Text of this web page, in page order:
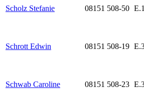
Scholz Stefanie 08151 508-50
Schrott Edwin 08151 508-19
Schwab Caroline 08151 508-23